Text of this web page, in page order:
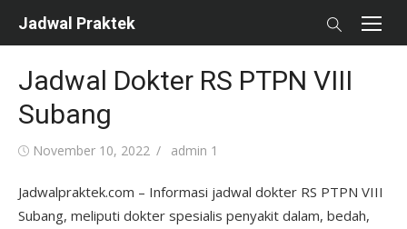
Jadwal Praktek
Jadwal Dokter RS PTPN VIII
Subang
Posted
November 10, 2022 Author
admin 1
Jadwalpraktek.com – Informasi jadwal dokter RS PTPN VIII
Subang, meliputi dokter spesialis penyakit dalam, bedah,